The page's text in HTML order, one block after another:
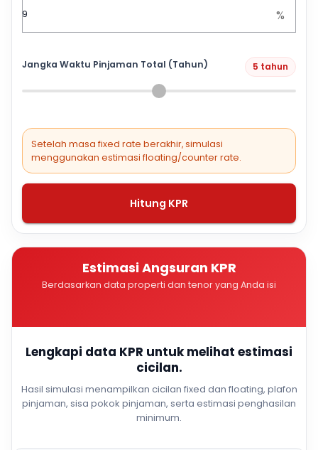
%
Jangka Waktu Pinjaman Total (Tahun) 5 tahun
Setelah masa fixed rate berakhir, simulasi
menggunakan estimasi floating/counter rate.
Hitung KPR
Estimasi Angsuran KPR
Berdasarkan data properti dan tenor yang Anda isi
Lengkapi data KPR untuk melihat estimasi
cicilan.
Hasil simulasi menampilkan cicilan fixed dan floating, plafon
pinjaman, sisa pokok pinjaman, serta estimasi penghasilan
minimum.